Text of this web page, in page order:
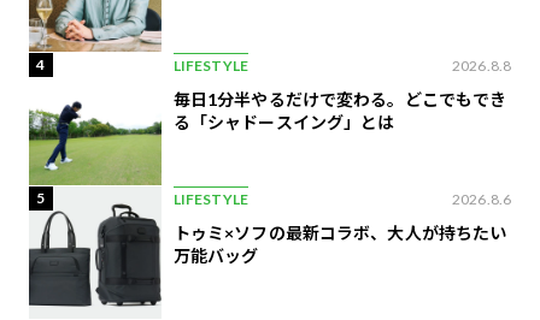
4 LIFESTYLE 2026.8.8
毎日1分半やるだけで変わる。どこでもでき
る「シャドースイング」とは
5 LIFESTYLE 2026.8.6
トゥミ×ソフの最新コラボ、大人が持ちたい
万能バッグ